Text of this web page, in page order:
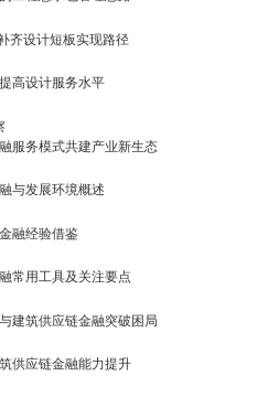
齐设计短板实现路径
高设计服务水平
服务模式共建产业新生态
与发展环境概述
融经验借鉴
常用工具及关注要点
建筑供应链金融突破困局
供应链金融能力提升